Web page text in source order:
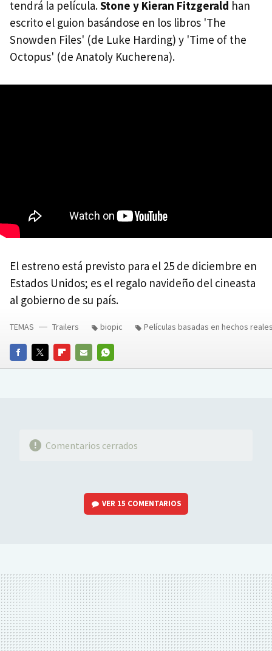
tendrá la película.Stone y Kieran Fitzgerald han
escrito el guion basándose en los libros 'The
Snowden Files' (de Luke Harding) y 'Time of the
Octopus' (de Anatoly Kucherena).
El estreno está previsto para el 25 de diciembre en
Estados Unidos; es el regalo navideño del cineasta
al gobierno de su país.
FACEBOOKTWITTERFLIPBOARD
E-
WHATSAPP
TEMAS Trailers biopic Películas basadas en hechos
Comentarios cerrados
VER 15 COMENTARIOS